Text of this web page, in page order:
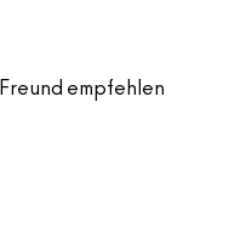
empfehlen